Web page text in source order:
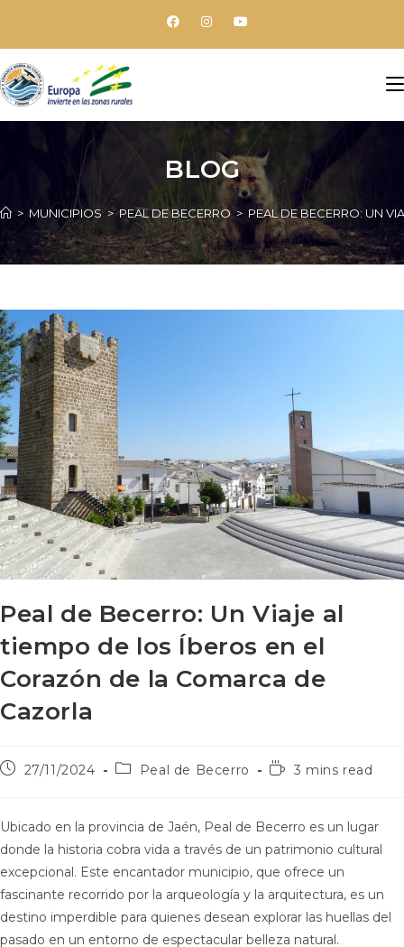
BLOG
> MUNICIPIOS > PEAL DE BECERRO > PEAL DE BECERRO: UN
Peal de Becerro: Un Viaje al
tiempo de los Íberos en el
Corazón de la Comarca de
Cazorla
27/11/2024 Peal de Becerro 3 mins read
Ubicado en la provincia de Jaén, Peal de Becerro es un lugar
donde la historia cobra vida a través de un patrimonio cultural
excepcional. Este encantador municipio, que ofrece un
fascinante recorrido por la arqueología y la arquitectura, es un
destino imperdible para quienes desean explorar las huellas del
pasado en un entorno de espectacular belleza natural.